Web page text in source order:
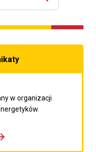
w organizacji
Przejdź do następnego